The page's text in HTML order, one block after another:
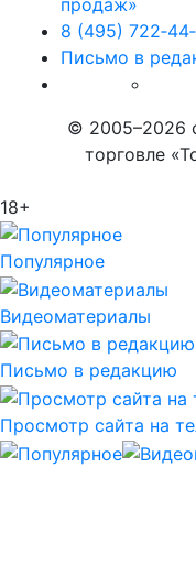
8 (495)
Письмо в
© 2005–2026
торговле
18+
Популярное
Видеоматериалы
Письмо в редакцию
Просмотр сайта на